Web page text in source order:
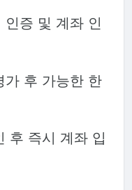
증 및 계좌 인
후 가능한 한
후 즉시 계좌 입